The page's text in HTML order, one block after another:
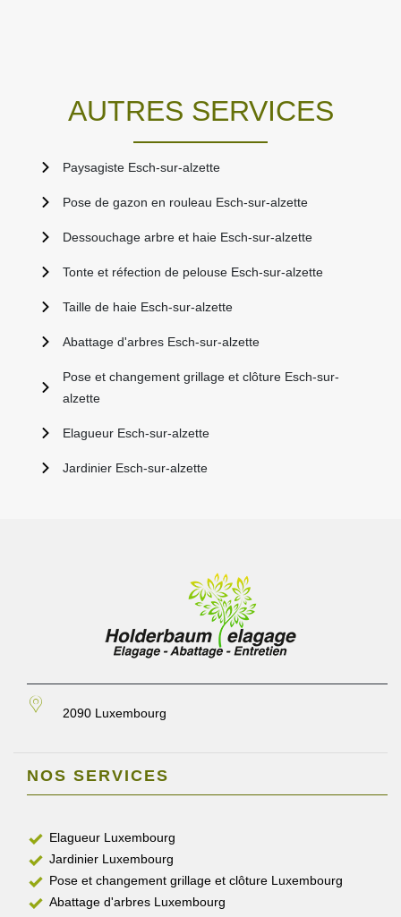
AUTRES SERVICES
Paysagiste Esch-sur-alzette
Pose de gazon en rouleau Esch-sur-alzette
Dessouchage arbre et haie Esch-sur-alzette
Tonte et réfection de pelouse Esch-sur-alzette
Taille de haie Esch-sur-alzette
Abattage d'arbres Esch-sur-alzette
Pose et changement grillage et clôture Esch-sur-
alzette
Elagueur Esch-sur-alzette
Jardinier Esch-sur-alzette
2090 Luxembourg
NOS SERVICES
Elagueur Luxembourg
Jardinier Luxembourg
Pose et changement grillage et clôture Luxembourg
Abattage d'arbres Luxembourg